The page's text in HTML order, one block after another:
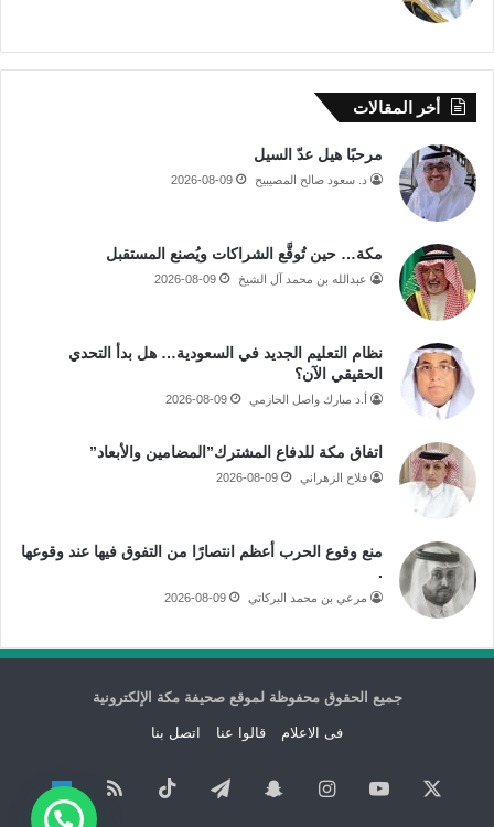
أخر المقالات
مرحبًا هيل عدّ السيل
د. سعود صالح المصيبيح 2026-08-09
مكة… حين تُوقَّع الشراكات ويُصنع المستقبل
عبدالله بن محمد آل الشيخ 2026-08-09
نظام التعليم الجديد في السعودية… هل بدأ التحدي
الحقيقي الآن؟
أ.د مبارك واصل الحازمي 2026-08-09
اتفاق مكة للدفاع المشترك”المضامين والأبعاد”
فلاح الزهراني 2026-08-09
منع وقوع الحرب أعظم انتصارًا من التفوق فيها عند وقوعها
.
مرعي بن محمد البركاتي 2026-08-09
جميع الحقوق محفوظة لموقع صحيفة مكة الإلكترونية
فى الاعلام قالوا عنا اتصل بنا
‫YouTubeانستقرامسناب تيلقرام ‫TikTok ملخص